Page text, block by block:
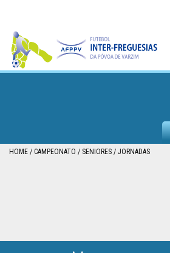
TAÇA
DA
HOME CAMPEONATO SENIORES JORNADAS